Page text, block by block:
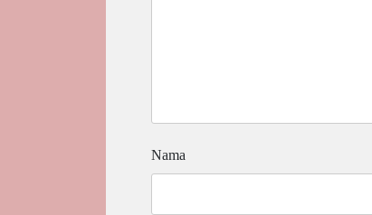
Nama